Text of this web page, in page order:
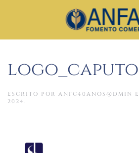
ESCRITO POR ANFC40ANOS@DMIN
2024 .